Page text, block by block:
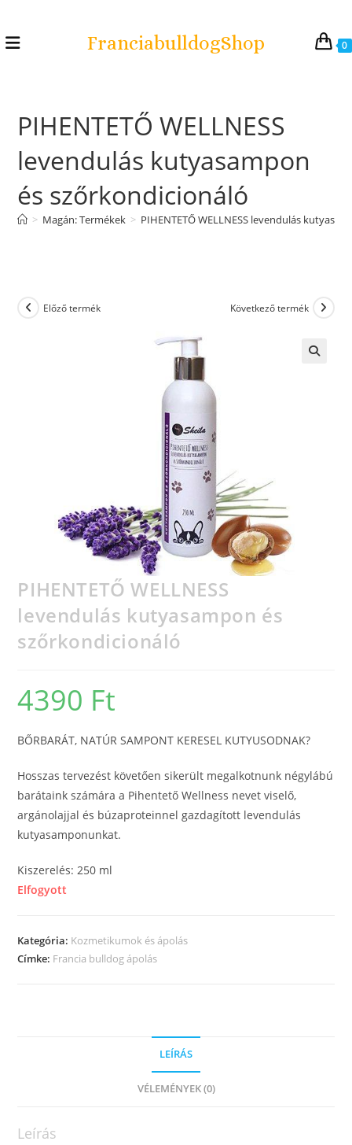
FranciabulldogShop 0
PIHENTETŐ WELLNESS
levendulás kutyasampon
és szőrkondicionáló
> Magán: Termékek > PIHENTETŐ WELLNESS levendulás
Előző termék Következő termék
PIHENTETŐ WELLNESS
levendulás kutyasampon és
szőrkondicionáló
4390 Ft
BŐRBARÁT, NATÚR SAMPONT KERESEL KUTYUSODNAK?
Hosszas tervezést követően sikerült megalkotnunk négylábú
barátaink számára a Pihentető Wellness nevet viselő,
argánolajjal és búzaproteinnel gazdagított levendulás
kutyasamponunkat.
Kiszerelés: 250 ml
Elfogyott
Kategória: Kozmetikumok és ápolás
Címke: Francia bulldog ápolás
LEÍRÁS
VÉLEMÉNYEK (0)
Leírás